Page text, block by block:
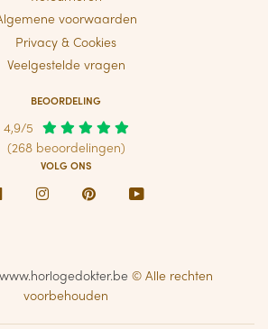
voorwaarden
Privacy & Cookies
Veelgestelde vragen
BEOORDELING
4,9/5
(268 beoordelingen)
VOLG ONS
Facebook Instagram PinterestYoutube
www.horlogedokter.be© Alle rechten
voorbehouden